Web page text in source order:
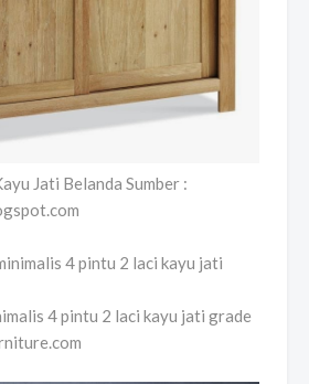
Jati Belanda Sumber :
4 pintu 2 laci kayu jati grade